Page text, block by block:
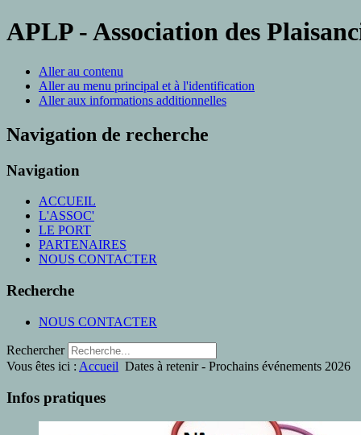
APLP - Association des
Aller au contenu
Aller au menu principal et à l'identification
Aller aux informations additionnelles
Navigation de recherche
Navigation
ACCUEIL
L'ASSOC'
LE PORT
PARTENAIRES
NOUS CONTACTER
Recherche
NOUS CONTACTER
Rechercher
Vous êtes ici : Accueil Dates à retenir - Prochains événements 2026
Infos pratiques